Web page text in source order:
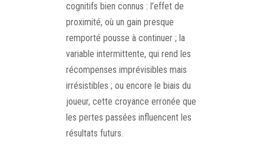
cognitifs bien connus : l’effet de
proximité, où un gain presque
remporté pousse à continuer ; la
variable intermittente, qui rend les
récompenses imprévisibles mais
irrésistibles ; ou encore le biais du
joueur, cette croyance erronée que
les pertes passées influencent les
résultats futurs.